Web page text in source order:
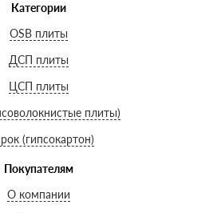
Категории
OSB плиты
ДСП плиты
ЦСП плиты
плиты)
(гипсокартон)
Покупателям
О компании